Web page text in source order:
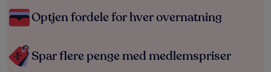
Optjen fordele for hver overnatning
Spar flere penge med medlemspriser